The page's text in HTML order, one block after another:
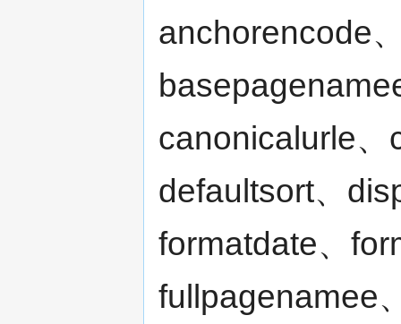
anchorencode
canonicalurle
defaultsort、
formatdate、
fullpagenamee